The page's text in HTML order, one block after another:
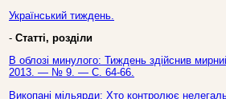
Український тиждень.
- Статті, розділи
В облозі минулого: Тиждень здійснив
2013. — № 9. — С. 64-66.
Викопані мільярди: Хто контролює